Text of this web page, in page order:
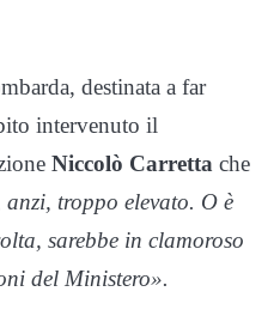
destinata a far
intervenuto il
Niccolò Carretta che
anzi, troppo elevato. O è
sarebbe in clamoroso
del Ministero».